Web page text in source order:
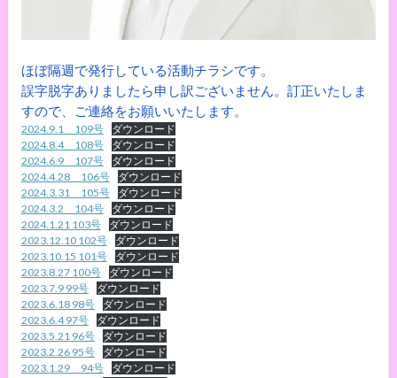
ほぼ隔週で発行している活動チラシです。
誤字脱字ありましたら申し訳ございません。訂正いたしま
すので、ご連絡をお願いいたします。
2024.9.1 109号
ダウンロード
2024.8.4 108号
ダウンロード
2024.6.9 107号
ダウンロード
2024.4.28 106号
ダウンロード
2024.3.31 105号
ダウンロード
2024.3.2 104号
ダウンロード
2024.1.21 103号
ダウンロード
2023.12.10 102号
ダウンロード
2023.10.15 101号
ダウンロード
2023.8.27 100号
ダウンロード
2023.7.9 99号
ダウンロード
2023.6.18 98号
ダウンロード
2023.6.4 97号
ダウンロード
2023.5.21 96号
ダウンロード
2023.2.26 95号
ダウンロード
2023.1.29 94号
ダウンロード